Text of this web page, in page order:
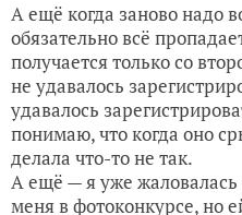
А ещё когда заново надо
обязательно всё
получается только со
не удавалось
удавалось
понимаю, что когда оно
делала что-то не так.
А ещё — я уже
меня в фотоконкурсе, но